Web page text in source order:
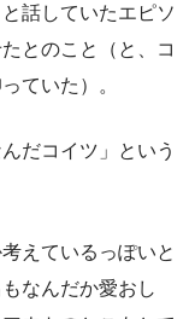
話していたエピソ
とのこと（と、コ
ていた）。
だコイツ」という
えているっぽいと
なんだか愛おし